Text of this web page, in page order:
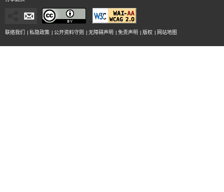
联络我们 | 私隐政策 | 公开资料守则 | 无障碍声明 | 免责声明 | 版权 | 网站地图